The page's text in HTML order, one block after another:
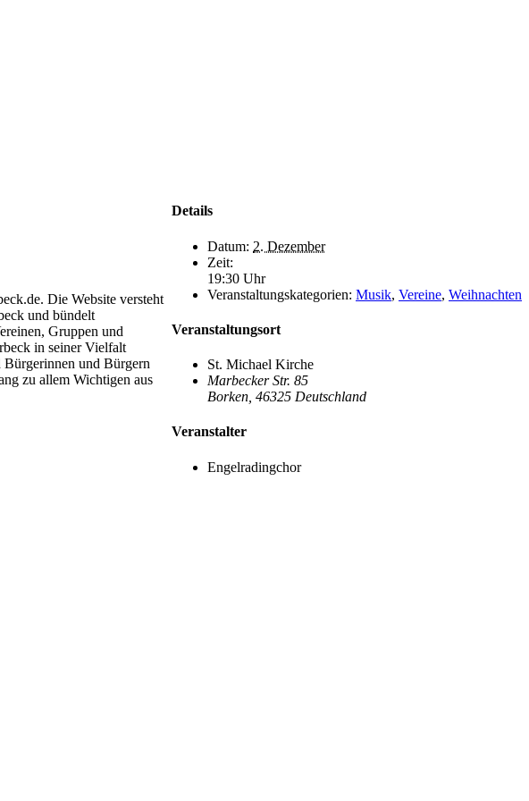
Details
Datum: 2. Dezember
Zeit:
19:30 Uhr
Veranstaltungskategorien: Musik, Vereine, Weihnachten
Veranstaltungsort
St. Michael Kirche
Marbecker Str. 85
Borken 46325 Deutschland
Veranstalter
Engelradingchor
Die Website versteht
und bündelt
Gruppen und
in seiner Vielfalt
Bürgerinnen und Bürgern
zu allem Wichtigen aus